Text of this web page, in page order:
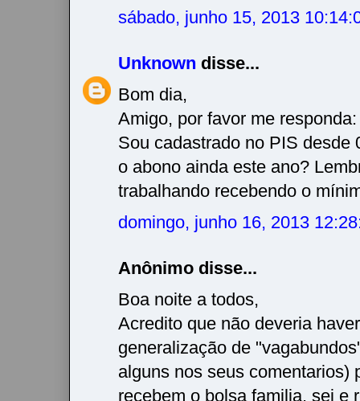
sábado, junho 15, 2013
Unknown disse...
Bom dia,
Amigo, por favor me responda:
Sou cadastrado no PIS desde
o abono ainda este ano?
trabalhando recebendo o
domingo, junho 16, 2013
Anônimo disse...
Boa noite a todos,
Acredito que não deveria
generalização de
alguns nos seus comentarios)
recebem o bolsa familia, sei e